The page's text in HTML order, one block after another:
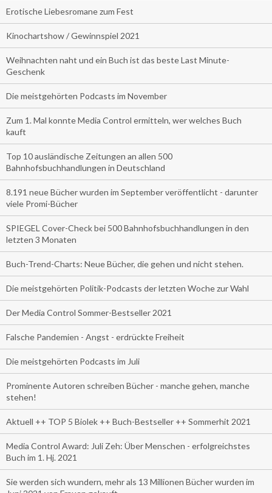
Erotische Liebesromane zum Fest
Kinochartshow / Gewinnspiel 2021
Weihnachten naht und ein Buch ist das beste Last Minute-
Geschenk
Die meistgehörten Podcasts im November
Zum 1. Mal konnte Media Control ermitteln, wer welches Buch
kauft
Top 10 ausländische Zeitungen an allen 500
Bahnhofsbuchhandlungen in Deutschland
8.191 neue Bücher wurden im September veröffentlicht - darunter
viele Promi-Bücher
SPIEGEL Cover-Check bei 500 Bahnhofsbuchhandlungen in den
letzten 3 Monaten
Buch-Trend-Charts: Neue Bücher, die gehen und nicht stehen.
Die meistgehörten Politik-Podcasts der letzten Woche zur Wahl
Der Media Control Sommer-Bestseller 2021
Falsche Pandemien - Angst - erdrückte Freiheit
Die meistgehörten Podcasts im Juli
Prominente Autoren schreiben Bücher - manche gehen, manche
stehen!
Aktuell ++ TOP 5 Biolek ++ Buch-Bestseller ++ Sommerhit 2021
Media Control Award: Juli Zeh: Über Menschen - erfolgreichstes
Buch im 1. Hj. 2021
Sie werden sich wundern, mehr als 13 Millionen Bücher wurden im